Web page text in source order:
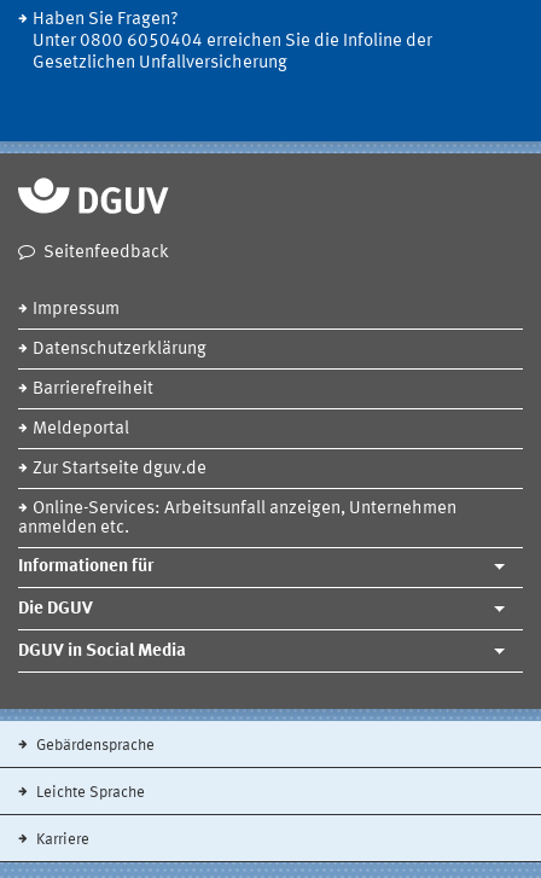
Haben Sie Fragen?
Unter 0800 6050404 erreichen Sie die Infoline der
Gesetzlichen Unfallversicherung
Seitenfeedback
Impressum
Datenschutzerklärung
Barrierefreiheit
Meldeportal
Zur Startseite dguv.de
Online-Services: Arbeitsunfall anzeigen, Unternehmen
anmelden etc.
Informationen für
Die DGUV
DGUV in Social Media
Gebärdensprache
Leichte Sprache
Karriere